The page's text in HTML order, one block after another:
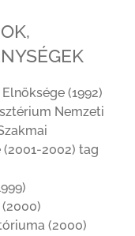
(1992)
Nemzeti
(2001-2002) tag
(2000)